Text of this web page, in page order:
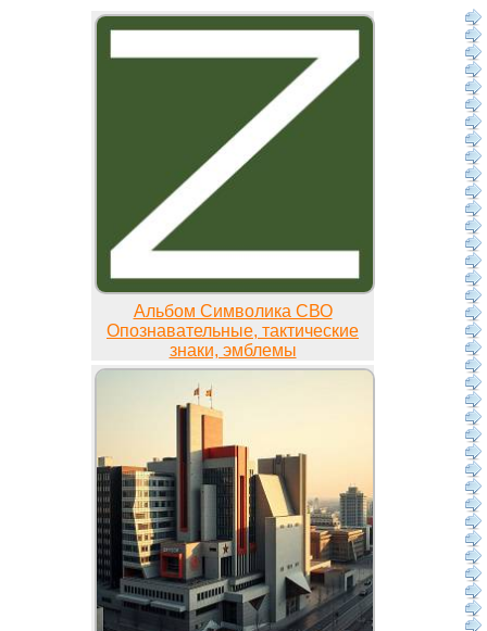
Альбом Символика СВО
Опознавательные, тактические
знаки, эмблемы